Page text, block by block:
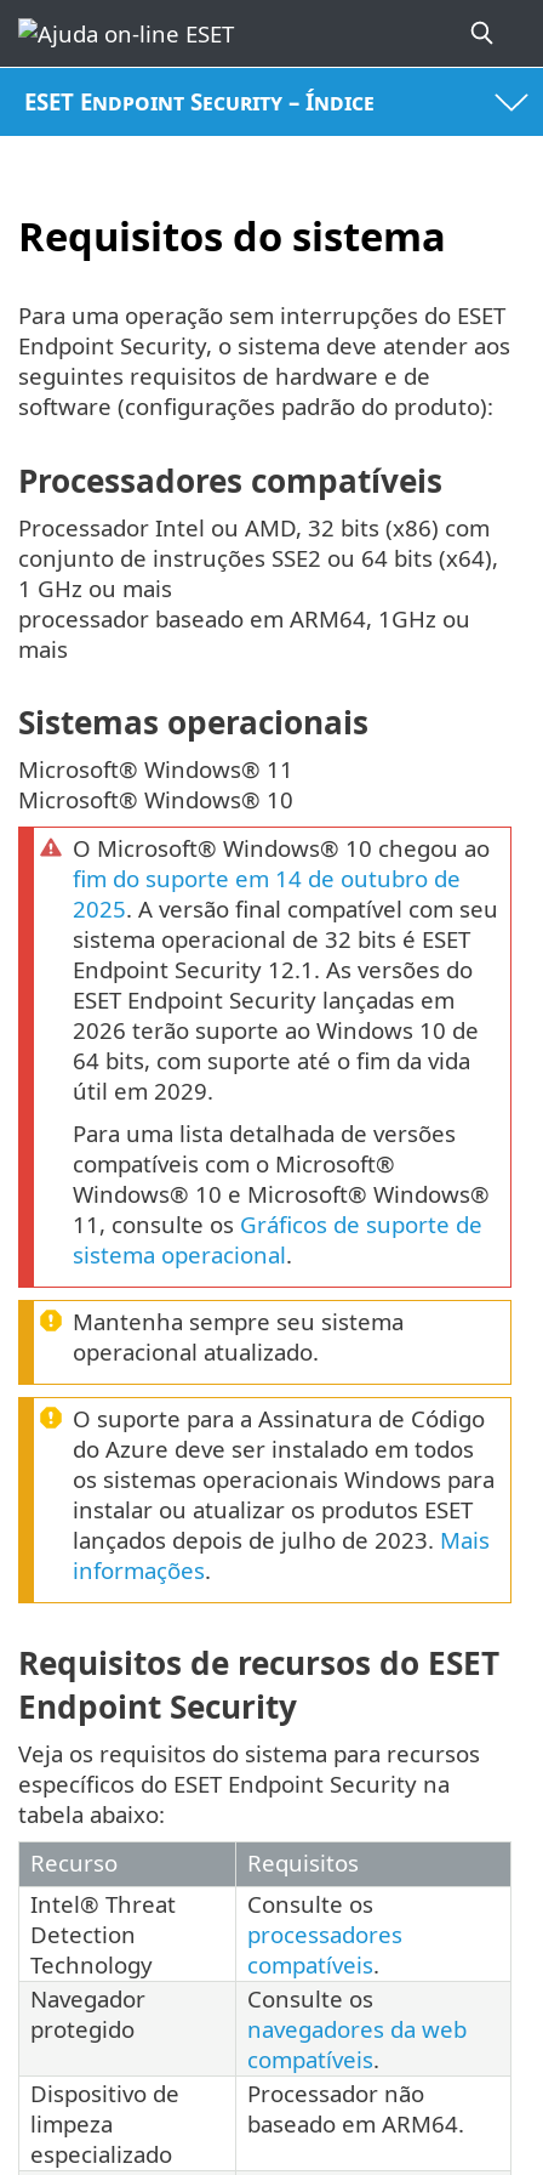
ESET Endpoint Security – Índice
Requisitos do sistema
Para uma operação sem interrupções do ESET
Endpoint Security, o sistema deve atender aos
seguintes requisitos de hardware e de
software (configurações padrão do produto):
Processadores compatíveis
Processador Intel ou AMD, 32 bits (x86) com
conjunto de instruções SSE2 ou 64 bits (x64),
1 GHz ou mais
processador baseado em ARM64, 1GHz ou
mais
Sistemas operacionais
Microsoft® Windows® 11
Microsoft® Windows® 10
O Microsoft® Windows® 10 chegou ao
fim do suporte em 14 de outubro de
2025. A versão final compatível com seu
sistema operacional de 32 bits é ESET
Endpoint Security 12.1. As versões do
ESET Endpoint Security lançadas em
2026 terão suporte ao Windows 10 de
64 bits, com suporte até o fim da vida
útil em 2029.
Para uma lista detalhada de versões
compatíveis com o Microsoft®
Windows® 10 e Microsoft® Windows®
11, consulte os Gráficos de suporte de
sistema operacional.
Mantenha sempre seu sistema
operacional atualizado.
O suporte para a Assinatura de Código
do Azure deve ser instalado em todos
os sistemas operacionais Windows para
instalar ou atualizar os produtos ESET
lançados depois de julho de 2023. Mais
informações.
Requisitos de recursos do ESET
Endpoint Security
Veja os requisitos do sistema para recursos
específicos do ESET Endpoint Security na
tabela abaixo:
Recurso
Requisitos
Intel® Threat
Detection
Technology
Consulte os
processadores
compatíveis.
Navegador
protegido
Consulte os
navegadores da web
compatíveis.
Dispositivo de
limpeza
especializado
Processador não
baseado em ARM64.